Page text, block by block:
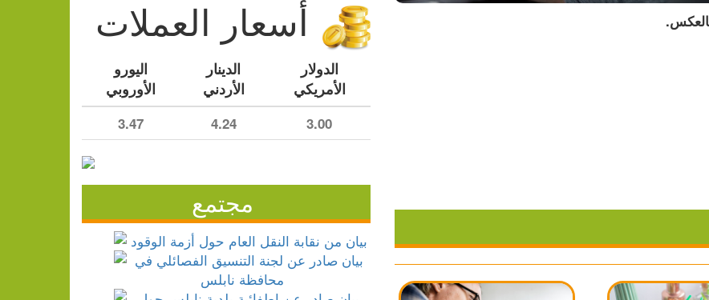
أسعار العملات
الدولار
الأمريكي
الدينار
الأردني
اليورو
الأوروبي
3.00
4.24
3.47
مجتمع